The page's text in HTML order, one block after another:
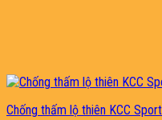
Chống thấm lộ thiên KCC